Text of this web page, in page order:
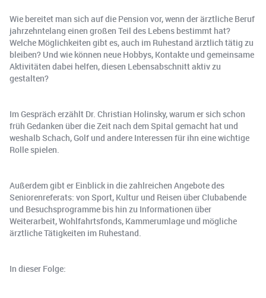
Wie bereitet man sich auf die Pension vor, wenn der ärztliche Beruf
jahrzehntelang einen großen Teil des Lebens bestimmt hat?
Welche Möglichkeiten gibt es, auch im Ruhestand ärztlich tätig zu
bleiben? Und wie können neue Hobbys, Kontakte und gemeinsame
Aktivitäten dabei helfen, diesen Lebensabschnitt aktiv zu
gestalten?
Im Gespräch erzählt Dr. Christian Holinsky, warum er sich schon
früh Gedanken über die Zeit nach dem Spital gemacht hat und
weshalb Schach, Golf und andere Interessen für ihn eine wichtige
Rolle spielen.
Außerdem gibt er Einblick in die zahlreichen Angebote des
Seniorenreferats: von Sport, Kultur und Reisen über Clubabende
und Besuchsprogramme bis hin zu Informationen über
Weiterarbeit, Wohlfahrtsfonds, Kammerumlage und mögliche
ärztliche Tätigkeiten im Ruhestand.
In dieser Folge: